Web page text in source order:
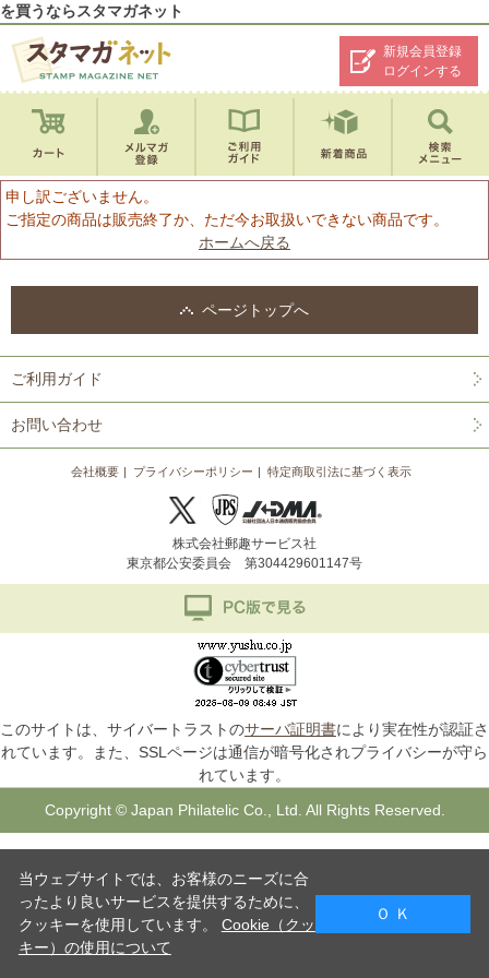
を買うならスタマガネット
新規会員登録
ログインする
申し訳ございません。
ご指定の商品は販売終了か、ただ今お取扱いできない商品です。
ホームへ戻る
ページトップへ
ご利用ガイド
お問い合わせ
会社概要 プライバシーポリシー 特定商取引法に基づく表示
株式会社郵趣サービス社
東京都公安委員会 第304429601147号
このサイトは、サイバートラストのサーバ証明書により実在性が認証さ
れています。また、SSLページは通信が暗号化されプライバシーが守ら
れています。
Copyright © Japan Philatelic Co., Ltd. All Rights Reserved.
当ウェブサイトでは、お客様のニーズに合
ったより良いサービスを提供するために、
クッキーを使用しています。 Cookie（クッ
キー）の使用について
Ｏ Ｋ